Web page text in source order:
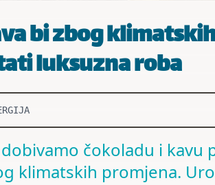
bi zbog
luksuzna roba
čokoladu i kavu
klimatskih promjena.